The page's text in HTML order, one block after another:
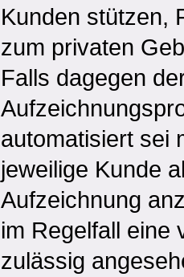
Kunden stützen,
zum privaten
Falls dagegen
automatisiert sei
jeweilige Kunde
Aufzeichnung
im Regelfall eine
zulässig